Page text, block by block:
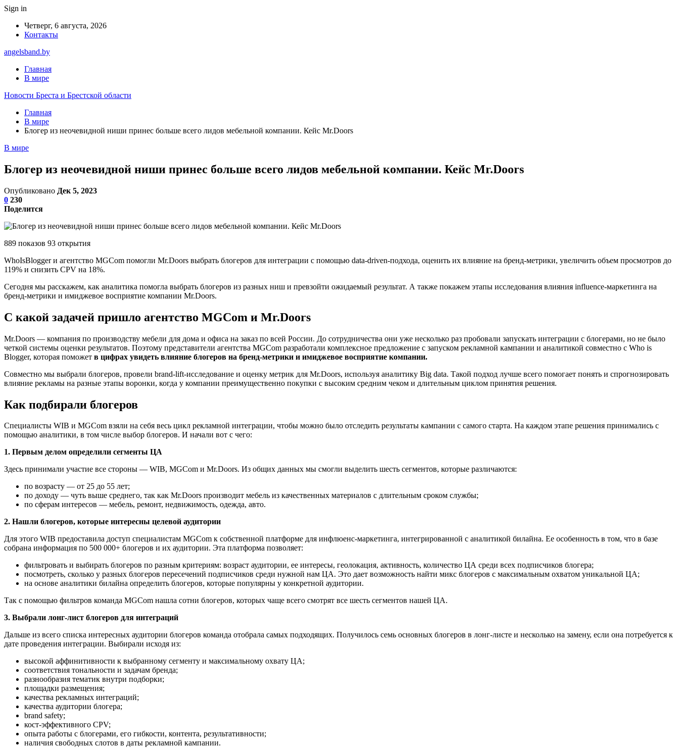
Sign in
Четверг, 6 августа, 2026
Контакты
angelsband.by
Главная
В мире
Новости Бреста и Брестской области
Главная
В мире
Блогер из неочевидной ниши принес больше всего лидов мебельной компании. Кейс Mr.Doors
В мире
Блогер из неочевидной ниши принес больше всего лидов мебельной компании. Кейс Mr.Doors
Опубликовано Дек 5, 2023
0 230
Поделится
889 показов 93 открытия
WhoIsBlogger и агентство MGCom помогли Mr.Doors выбрать блогеров для интеграции с помощью data-driven-подхода, оценить их влияние на бренд-метрики, увеличить объем просмотров до
119% и снизить CPV на 18%.
Сегодня мы расскажем, как аналитика помогла выбрать блогеров из разных ниш и превзойти ожидаемый результат. А также покажем этапы исследования влияния influence-маркетинга на
бренд-метрики и имиджевое восприятие компании Mr.Doors.
С какой задачей пришло агентство MGCom и Mr.Doors
Mr.Doors — компания по производству мебели для дома и офиса на заказ по всей России. До сотрудничества они уже несколько раз пробовали запускать интеграции с блогерами, но не было
четкой системы оценки результатов. Поэтому представители агентства MGCom разработали комплексное предложение с запуском рекламной кампании и аналитикой совместно с Who is
Blogger, которая поможет в цифрах увидеть влияние блогеров на бренд-метрики и имиджевое восприятие компании.
Совместно мы выбрали блогеров, провели brand-lift-исследование и оценку метрик для Mr.Doors, используя аналитику Big data. Такой подход лучше всего помогает понять и спрогнозировать
влияние рекламы на разные этапы воронки, когда у компании преимущественно покупки с высоким средним чеком и длительным циклом принятия решения.
Как подбирали блогеров
Специалисты WIB и MGCom взяли на себя весь цикл рекламной интеграции, чтобы можно было отследить результаты кампании с самого старта. На каждом этапе решения принимались с
помощью аналитики, в том числе выбор блогеров. И начали вот с чего:
1. Первым делом определили сегменты ЦА
Здесь принимали участие все стороны — WIB, MGCom и Mr.Doors. Из общих данных мы смогли выделить шесть сегментов, которые различаются:
по возрасту — от 25 до 55 лет;
по доходу — чуть выше среднего, так как Mr.Doors производит мебель из качественных материалов с длительным сроком службы;
по сферам интересов — мебель, ремонт, недвижимость, одежда, авто.
2. Нашли блогеров, которые интересны целевой аудитории
Для этого WIB предоставила доступ специалистам MGCom к собственной платформе для инфлюенс-маркетинга, интегрированной с аналитикой билайна. Ее особенность в том, что в базе
собрана информация по 500 000+ блогеров и их аудитории. Эта платформа позволяет:
фильтровать и выбирать блогеров по разным критериям: возраст аудитории, ее интересы, геолокация, активность, количество ЦА среди всех подписчиков блогера;
посмотреть, сколько у разных блогеров пересечений подписчиков среди нужной нам ЦА. Это дает возможность найти микс блогеров с максимальным охватом уникальной ЦА;
на основе аналитики билайна определить блогеров, которые популярны у конкретной аудитории.
Так с помощью фильтров команда MGCom нашла сотни блогеров, которых чаще всего смотрят все шесть сегментов нашей ЦА.
3. Выбрали лонг-лист блогеров для интеграций
Дальше из всего списка интересных аудитории блогеров команда отобрала самых подходящих. Получилось семь основных блогеров в лонг-листе и несколько на замену, если она потребуется к
дате проведения интеграции. Выбирали исходя из:
высокой аффинитивности к выбранному сегменту и максимальному охвату ЦА;
соответствия тональности и задачам бренда;
разнообразия тематик внутри подборки;
площадки размещения;
качества рекламных интеграций;
качества аудитории блогера;
brand safety;
кост-эффективного CPV;
опыта работы с блогерами, его гибкости, контента, результативности;
наличия свободных слотов в даты рекламной кампании.